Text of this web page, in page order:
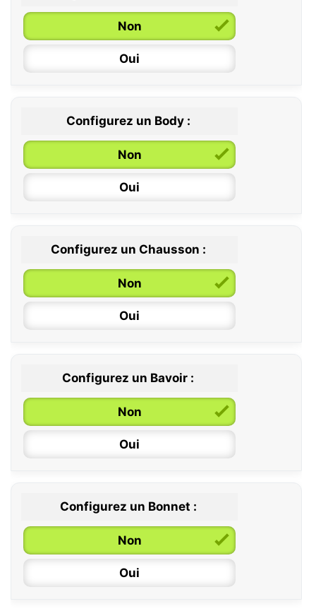
Non
Oui
Configurez un Body :
Non
Oui
0 / 6 mois
6 / 12 mois
12 / 18 mois
Configurez un Chausson :
Non
Oui
Configurez un Bavoir :
Non
Oui
Configurez un Bonnet :
Non
Oui